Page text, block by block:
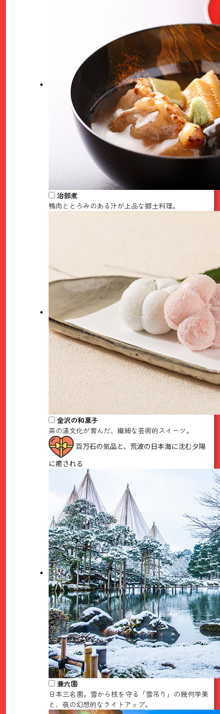
治部煮
鴨肉ととろみのある汁が上品な郷土料理。
金沢の和菓子
茶の湯文化が育んだ、繊細な芸術的スイーツ。
百万石の気品と、荒波の日本海に沈む夕陽
に癒される
兼六園
日本三名園。雪から枝を守る「雪吊り」の幾何学美
と、夜の幻想的なライトアップ。